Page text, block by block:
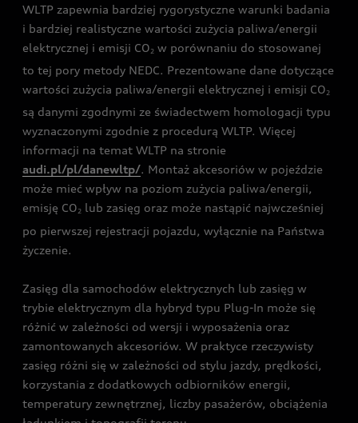
WLTP zapewnia bardziej rygorystyczne warunki badania
i bardziej realistyczne wartości zużycia paliwa/energii
elektrycznej i emisji CO2 w porównaniu do stosowanej
to tej pory metody NEDC. Prezentowane dane dotyczące
wartości zużycia paliwa/energii elektrycznej i emisji CO2
są danymi zgodnymi ze świadectwem homologacji typu
wyznaczonymi zgodnie z procedurą WLTP. Więcej
informacji na temat WLTP na stronie
audi.pl/pl/danewltp/. Montaż akcesoriów w pojeździe
może mieć wpływ na poziom zużycia paliwa/energii,
emisję CO2 lub zasięg oraz może nastąpić najwcześniej
po pierwszej rejestracji pojazdu, wyłącznie na Państwa
życzenie.
Zasięg dla samochodów elektrycznych lub zasięg w
trybie elektrycznym dla hybryd typu Plug-In może się
różnić w zależności od wersji i wyposażenia oraz
zamontowanych akcesoriów. W praktyce rzeczywisty
zasięg różni się w zależności od stylu jazdy, prędkości,
korzystania z dodatkowych odbiorników energii,
temperatury zewnętrznej, liczby pasażerów, obciążenia